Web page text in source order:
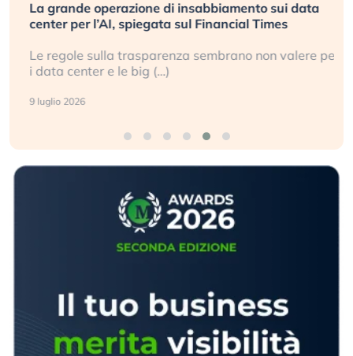
La grande operazione di insabbiamento sui data
center per l’AI, spiegata sul Financial Times
Le regole sulla trasparenza sembrano non valere per
i data center e le big (…)
9 luglio 2026